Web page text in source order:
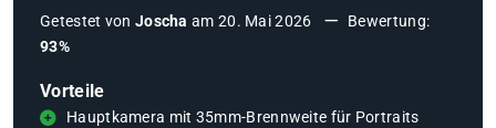
Getestet von Joscha am 20. Mai 2026
Bewertung:
93%
Vorteile
Hauptkamera mit 35mm-Brennweite für Portraits